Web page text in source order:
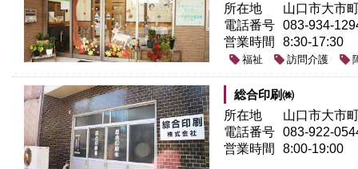
所在地
山口市大市
電話番号 083-934-
営業時間
8:30-17:30
福祉 訪問介護
総合印刷㈱
所在地
山口市大市
電話番号 083-922-
営業時間
8:00-19:00